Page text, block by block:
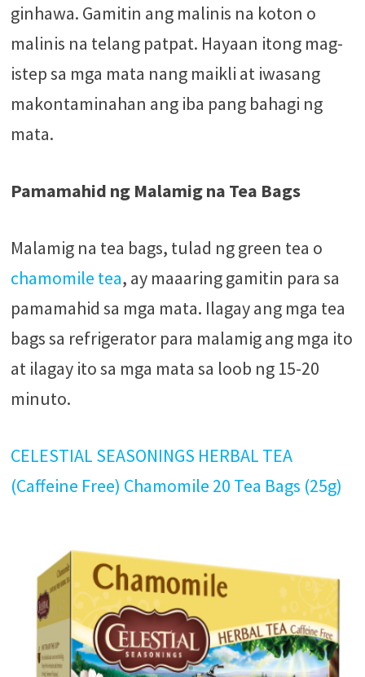
ginhawa. Gamitin ang malinis na koton o
malinis na telang patpat. Hayaan itong mag-
istep sa mga mata nang maikli at iwasang
makontaminahan ang iba pang bahagi ng
mata.
Pamamahid ng Malamig na Tea Bags
Malamig na tea bags, tulad ng green tea o
chamomile tea, ay maaaring gamitin para sa
pamamahid sa mga mata. Ilagay ang mga tea
bags sa refrigerator para malamig ang mga ito
at ilagay ito sa mga mata sa loob ng 15-20
minuto.
CELESTIAL SEASONINGS HERBAL TEA
(Caffeine Free) Chamomile 20 Tea Bags (25g)